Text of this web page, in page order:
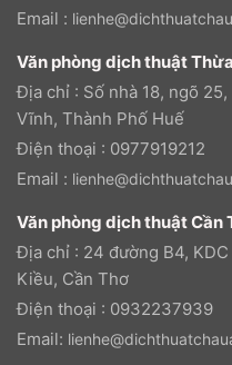
Email :
Văn phòng dịch thuật
Địa chỉ : Số nhà 18, ngõ
Vĩnh, Thành Phố Huế
Điện thoại : 0977919212
Email :
Văn phòng dịch thuật Cần
Địa chỉ : 24 đường B4, KDC
Kiều, Cần Thơ
Điện thoại : 0932237939
Email: